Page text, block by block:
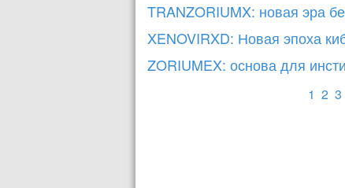
TRANZORIUMX: новая эра
XENOVIRXD: Новая эпоха
ZORIUMEX: основа для
1 2 3